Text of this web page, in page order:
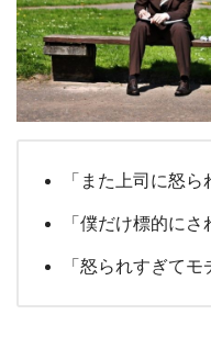
「また上司に怒
「僕だけ標的にさ
「怒られすぎて